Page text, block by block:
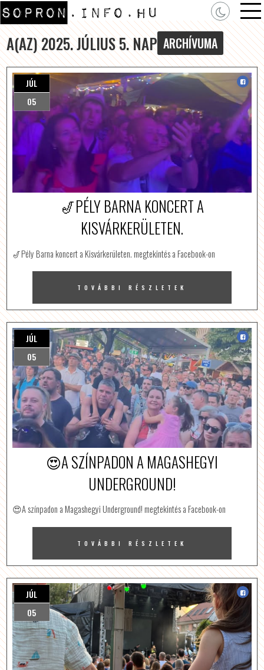
A(AZ) 2025. JÚLIUS 5. NAP ARCHÍVUMA
JÚL
05
🎷PÉLY BARNA KONCERT A
KISVÁRKERÜLETEN.
🎷Pély Barna koncert a Kisvárkerületen. megtekintés a Facebook-on
TOVÁBBI RÉSZLETEK
JÚL
05
😍A SZÍNPADON A MAGASHEGYI
UNDERGROUND!
😍A színpadon a Magashegyi Underground! megtekintés a Facebook-on
TOVÁBBI RÉSZLETEK
JÚL
05